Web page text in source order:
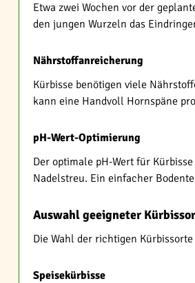
Etwa zwei Wochen vor der
den jungen Wurzeln das
Nährstoffanreicherung
Kürbisse benötigen viele
kann eine Handvoll Hornspäne
pH-Wert-Optimierung
Der optimale pH-Wert für
Nadelstreu. Ein einfacher
Auswahl geeigneter
Die Wahl der richtigen
Speisekürbisse